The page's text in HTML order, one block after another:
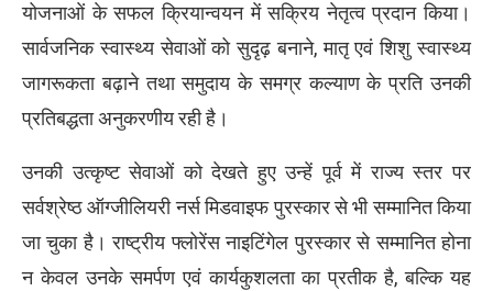
योजनाओं के सफल क्रियान्वयन में सक्रिय नेतृत्व प्रदान किया।
सार्वजनिक स्वास्थ्य सेवाओं को सुदृढ़ बनाने, मातृ एवं शिशु स्वास्थ्य
जागरूकता बढ़ाने तथा समुदाय के समग्र कल्याण के प्रति उनकी
प्रतिबद्धता अनुकरणीय रही है।
उनकी उत्कृष्ट सेवाओं को देखते हुए उन्हें पूर्व में राज्य स्तर पर
सर्वश्रेष्ठ ऑग्जीलियरी नर्स मिडवाइफ पुरस्कार से भी सम्मानित किया
जा चुका है। राष्ट्रीय फ्लोरेंस नाइटिंगेल पुरस्कार से सम्मानित होना
न केवल उनके समर्पण एवं कार्यकुशलता का प्रतीक है, बल्कि यह